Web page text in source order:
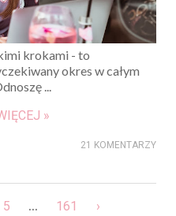
krokami - to
okres w całym
...
»
21 KOMENTARZY
5 ... 161 ›